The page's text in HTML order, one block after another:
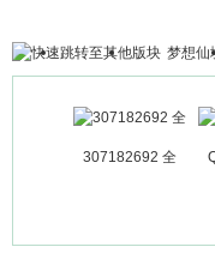
银行 群组聚合
梦想仙
307182692 全